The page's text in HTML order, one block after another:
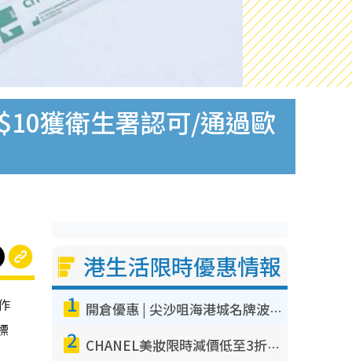
獲衛生署認可/通過歐
港生活限時優惠情報
1 開倉優惠 | 尖沙咀海港城名牌波鞋開倉低至1折！On鞋$899起／Joy&Peace鞋履$98起
2 CHANEL美妝限時減價低至3折！人氣粉底/唇膏/精華液低至$275！COCO香水都有平